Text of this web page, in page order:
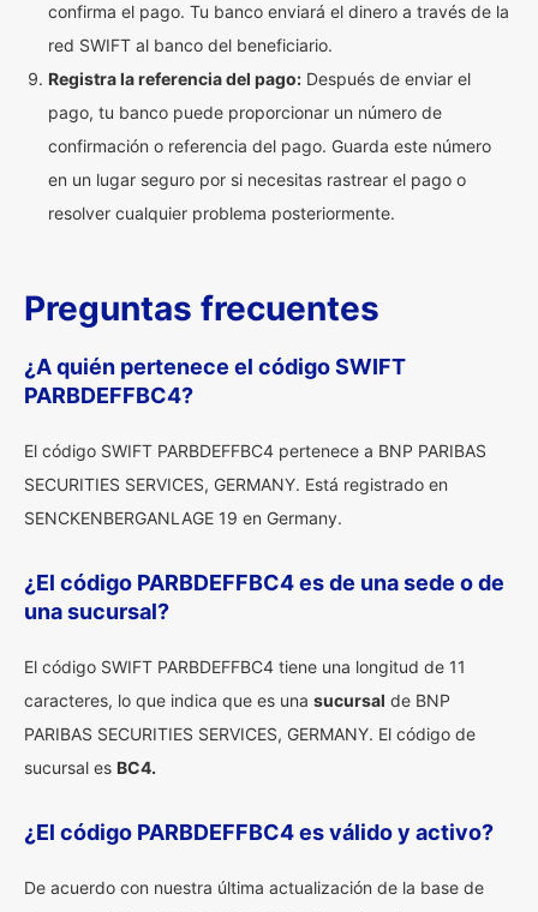
confirma el pago. Tu banco enviará el dinero a través de la
red SWIFT al banco del beneficiario.
Registra la referencia del pago: Después de enviar el
pago, tu banco puede proporcionar un número de
confirmación o referencia del pago. Guarda este número
en un lugar seguro por si necesitas rastrear el pago o
resolver cualquier problema posteriormente.
Preguntas frecuentes
¿A quién pertenece el código SWIFT
PARBDEFFBC4?
El código SWIFT PARBDEFFBC4 pertenece a BNP PARIBAS
SECURITIES SERVICES, GERMANY. Está registrado en
SENCKENBERGANLAGE 19 en Germany.
¿El código PARBDEFFBC4 es de una sede o de
una sucursal?
El código SWIFT PARBDEFFBC4 tiene una longitud de 11
caracteres, lo que indica que es una sucursal de BNP
PARIBAS SECURITIES SERVICES, GERMANY. El código de
sucursal es BC4.
¿El código PARBDEFFBC4 es válido y activo?
De acuerdo con nuestra última actualización de la base de